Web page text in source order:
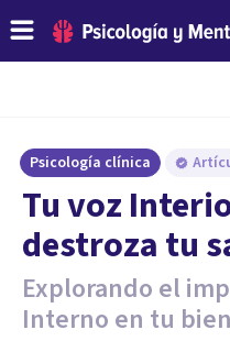
Psicología clínica
Tu voz
destroza tu
Explorando el
Interno en tu